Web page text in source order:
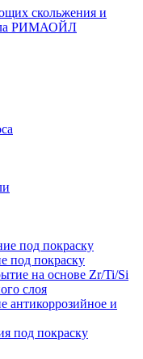
скольжения и
РИМАОЙЛ
под покраску
под покраску
на основе Zr/Ti/Si
слоя
антикоррозийное и
под покраску